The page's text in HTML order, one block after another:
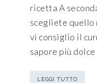
ricetta A
scegliete quello
vi consiglio il
sapore più
LEGGI TUTTO